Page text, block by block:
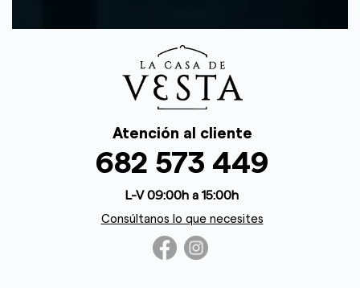
Atención al cliente
682 573 449
L-V 09:00h a 15:00h
Consúltanos lo que necesites